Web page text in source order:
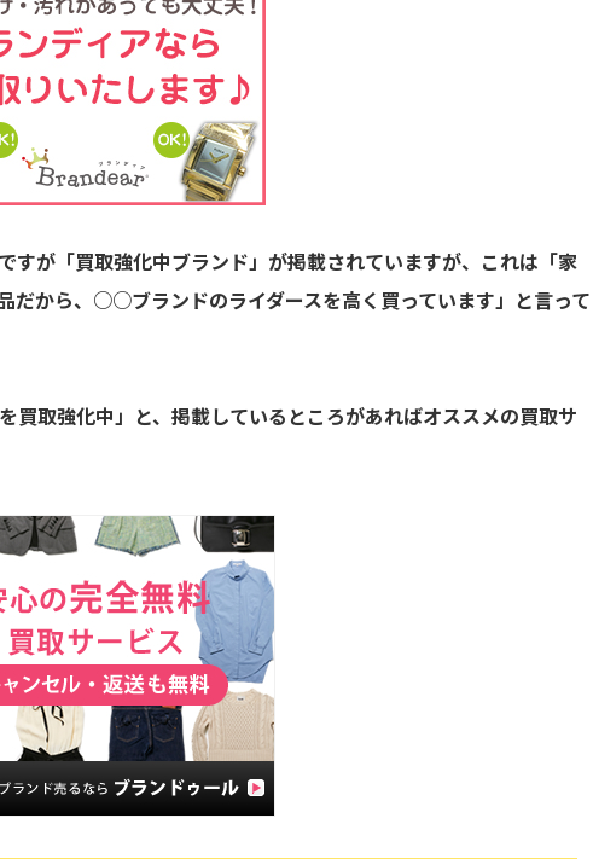
すが「買取強化中ブランド」が掲載されていますが、これは「家
から、○○ブランドのライダースを高く買っています」と言って
取強化中」と、掲載しているところがあればオススメの買取サ